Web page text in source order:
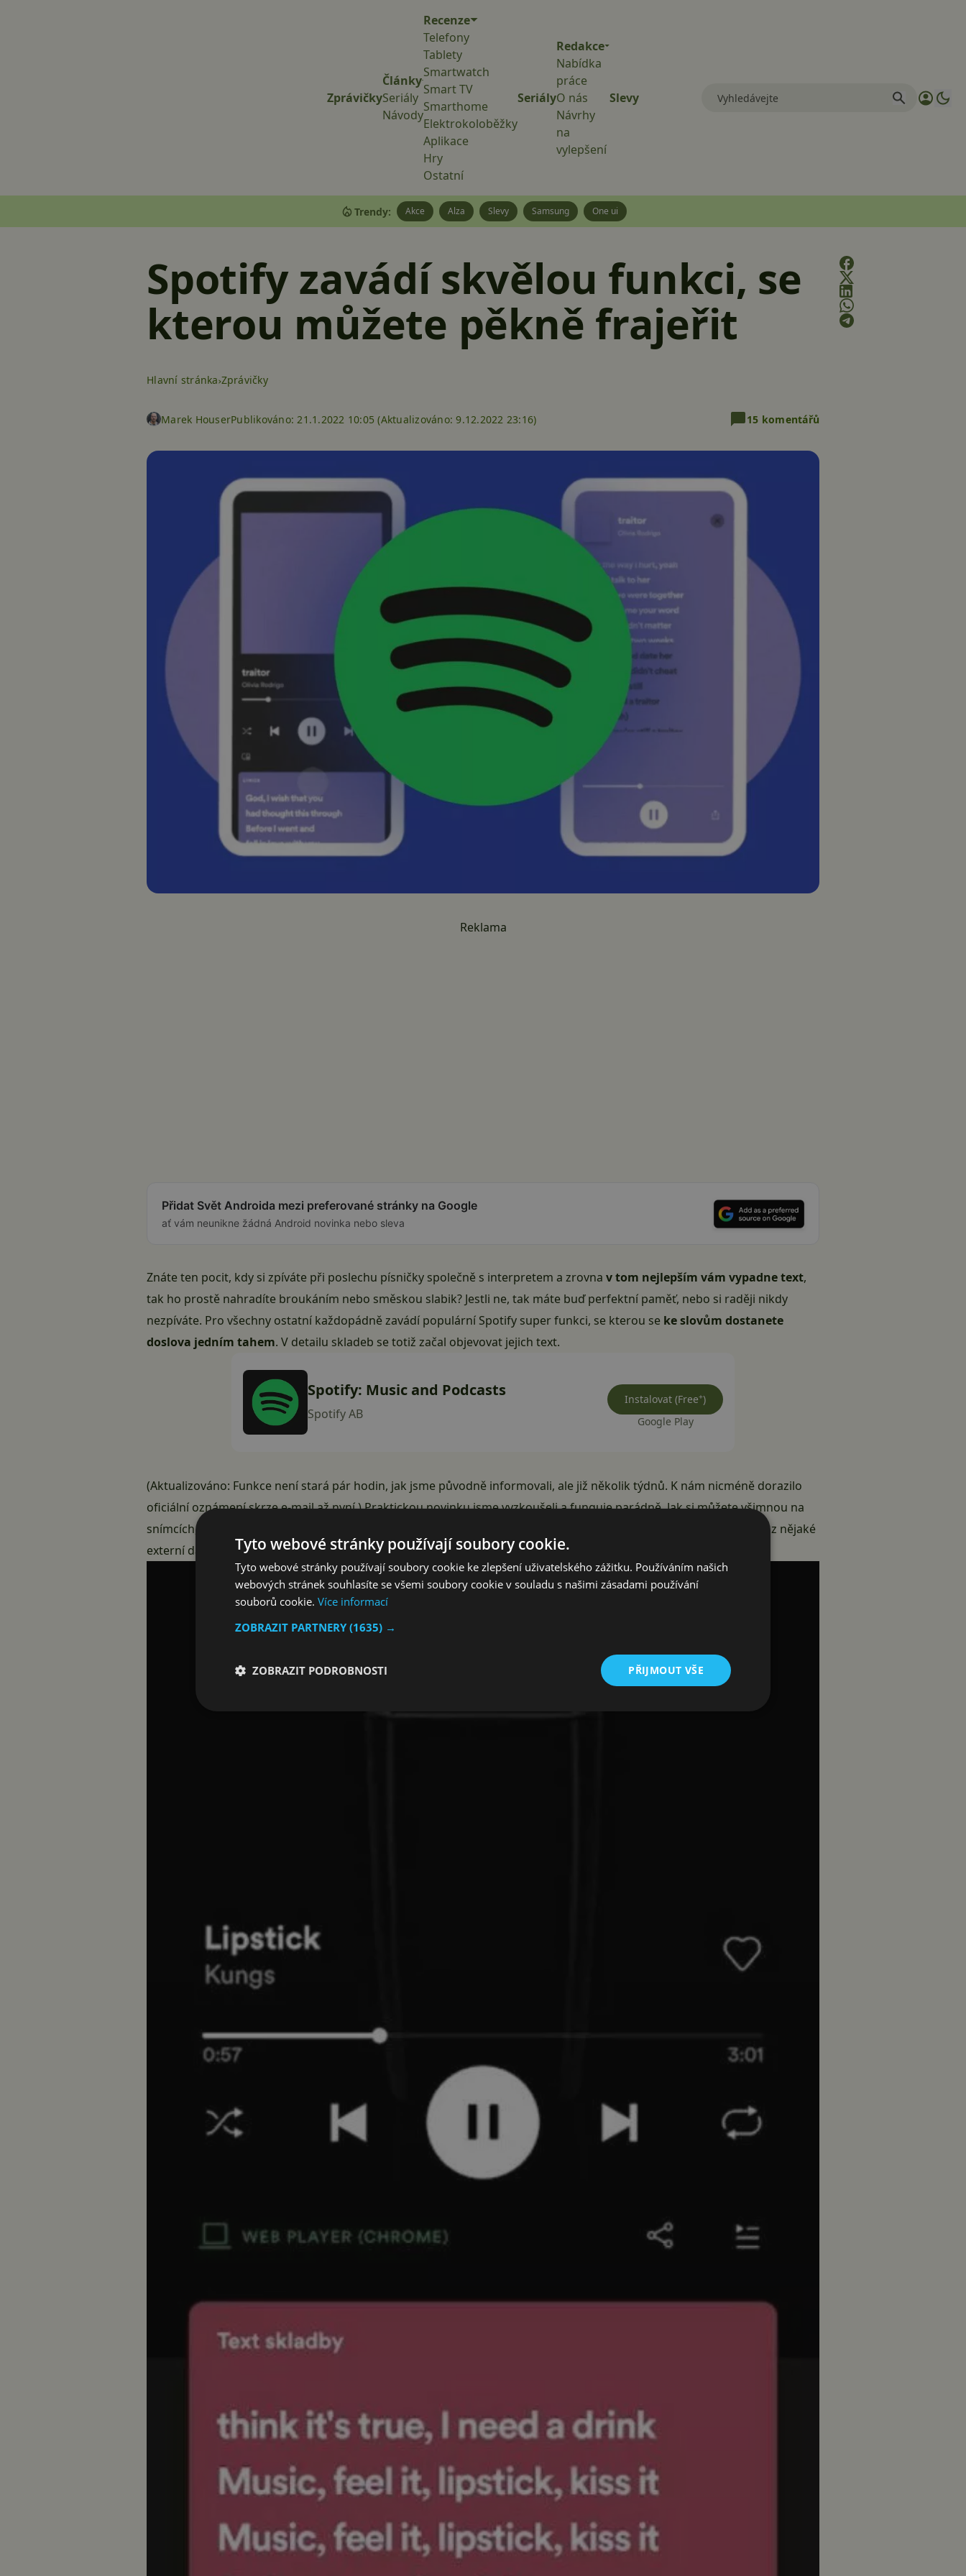
Zprávičky
Články
Seriály
Návody
Recenze
Telefony
Tablety
Smartwatch
Smart TV
Smarthome
Elektrokoloběžky
Aplikace
Hry
Ostatní
Seriály
Redakce
Nabídka
práce
O nás
Návrhy
na
vylepšení
Slevy
Trendy: Akce Alza Slevy Samsung One ui
Spotify zavádí skvělou funkci, se
kterou můžete pěkně frajeřit
Hlavní stránka Zprávičky
Marek HouserPublikováno: 21.1.2022 10:05 (Aktualizováno:9.12.2022 23:16) 15 komentářů
Reklama
Přidat Svět Androida mezi preferované stránky na Google
ať vám neunikne žádná Android novinka nebo sleva
Znáte ten pocit, kdy si zpíváte při poslechu písničky společně s interpretem a zrovna v tom nejlepším vám vypadne text,
tak ho prostě nahradíte broukáním nebo směskou slabik? Jestli ne, tak máte buď perfektní paměť, nebo si raději nikdy
nezpíváte. Pro všechny ostatní každopádně zavádí populární Spotify super funkci, se kterou se ke slovům dostanete
doslova jedním tahem. V detailu skladeb se totiž začal objevovat jejich text.
Spotify: Music and Podcasts
Spotify AB
Instalovat (Free+)
Google Play
(Aktualizováno: Funkce není stará pár hodin, jak jsme původně informovali, ale již několik týdnů. K nám nicméně dorazilo
oficiální oznámení skrze e-mail až nyní.) Praktickou novinku jsme vyzkoušeli a funguje parádně. Jak si můžete všimnou na
snímcích, aplikace
. Texty jsou totiž evidentně napárovány z nějaké
externí databáze.Tyto webové stránky používají soubory cookie.
Tyto webové stránky používají soubory cookie ke zlepšení uživatelského zážitku. Používáním našich
webových stránek souhlasíte se všemi soubory cookie v souladu s našimi zásadami používání
souborů cookie. Více informací
ZOBRAZIT PARTNERY(1635) →
PŘIJMOUT VŠE
ZOBRAZIT PODROBNOSTI